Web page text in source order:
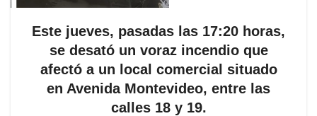
Este jueves, pasadas las 17:20 horas,
se desató un voraz incendio que
afectó a un local comercial situado
en Avenida Montevideo, entre las
calles 18 y 19.